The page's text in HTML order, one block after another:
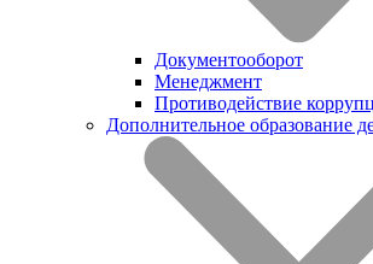
Документооборот
Менеджмент
Противодействие
Дополнительное образование